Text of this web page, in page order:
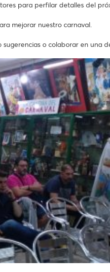
para perfilar detalles del
mejorar nuestro carnaval.
o colaborar en una